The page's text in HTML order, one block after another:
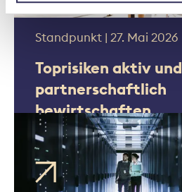
Standpunkt | 27. Mai 2026
Toprisiken aktiv und
partnerschaftlich
bewirtschaften